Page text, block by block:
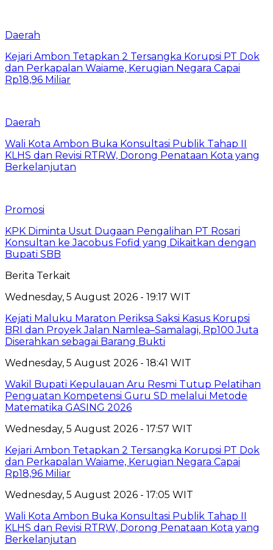
Daerah
Kejari Ambon Tetapkan 2 Tersangka Korupsi PT Dok
dan Perkapalan Waiame, Kerugian Negara Capai
Rp18,96 Miliar
Daerah
Wali Kota Ambon Buka Konsultasi Publik Tahap II
KLHS dan Revisi RTRW, Dorong Penataan Kota yang
Berkelanjutan
Promosi
KPK Diminta Usut Dugaan Pengalihan PT Rosari
Konsultan ke Jacobus Fofid yang Dikaitkan dengan
Bupati SBB
Berita Terkait
Wednesday, 5 August 2026 - 19:17 WIT
Kejati Maluku Maraton Periksa Saksi Kasus Korupsi
BRI dan Proyek Jalan Namlea–Samalagi, Rp100 Juta
Diserahkan sebagai Barang Bukti
Wednesday, 5 August 2026 - 18:41 WIT
Wakil Bupati Kepulauan Aru Resmi Tutup Pelatihan
Penguatan Kompetensi Guru SD melalui Metode
Matematika GASING 2026
Wednesday, 5 August 2026 - 17:57 WIT
Kejari Ambon Tetapkan 2 Tersangka Korupsi PT Dok
dan Perkapalan Waiame, Kerugian Negara Capai
Rp18,96 Miliar
Wednesday, 5 August 2026 - 17:05 WIT
Wali Kota Ambon Buka Konsultasi Publik Tahap II
KLHS dan Revisi RTRW, Dorong Penataan Kota yang
Berkelanjutan